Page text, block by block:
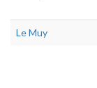
Le Muy